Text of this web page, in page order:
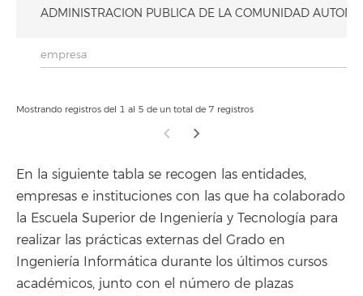
ADMINISTRACION PUBLICA DE LA COMUNIDAD
Mostrando registros del 1 al 5 de un total de 7 registros
En la siguiente tabla se recogen las entidades,
empresas e instituciones con las que ha colaborado
la Escuela Superior de Ingeniería y Tecnología para
realizar las prácticas externas del Grado en
Ingeniería Informática durante los últimos cursos
académicos, junto con el número de plazas